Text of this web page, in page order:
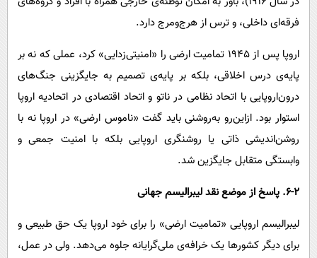
فرقه‌ای داخلی، و ترس از هرج‌ومرج دارد.
اروپا پس از ۱۹۴۵ تمامیت ارضی را «امنیتی‌زدایی» کرد، عملی که نه بر
پایه‌ی درس اخلاقی، بلکه بر پایه‌ی تصمیم به جایگزینی جنگ‌های
درون‌اروپایی با اتحاد نظامی در ناتو و اتحاد اقتصادی در اتحادیه اروپا
استوار بود. ازاین‌رو به‌روشنی باید گفت «ناموس ارضی» در اروپا نه با
روشن‌اندیشی ذاتی یا روشنگری اروپایی بلکه با امنیت جمعی و
وابستگی متقابل جایگزین شد.
6-۲. پاسخ از موضع نقد لیبرالیسم جهانی
لیبرالیسم اروپایی «تمامیت ارضی» را برای خود اروپا یک حق طبیعی و
برای دیگر کشورها یک خرافه‌ی ملی‌گرایانه جلوه می‌دهد. ولی در عمل،